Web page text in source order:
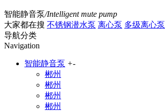
智能静音泵/Intelligent mute pump
大家都在搜 不锈钢潜水泵 离心泵 多级离心泵
导航分类
Navigation
智能静音泵 +-
郴州
郴州
郴州
郴州